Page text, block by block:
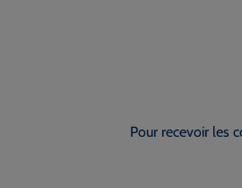
Pour recevoir les